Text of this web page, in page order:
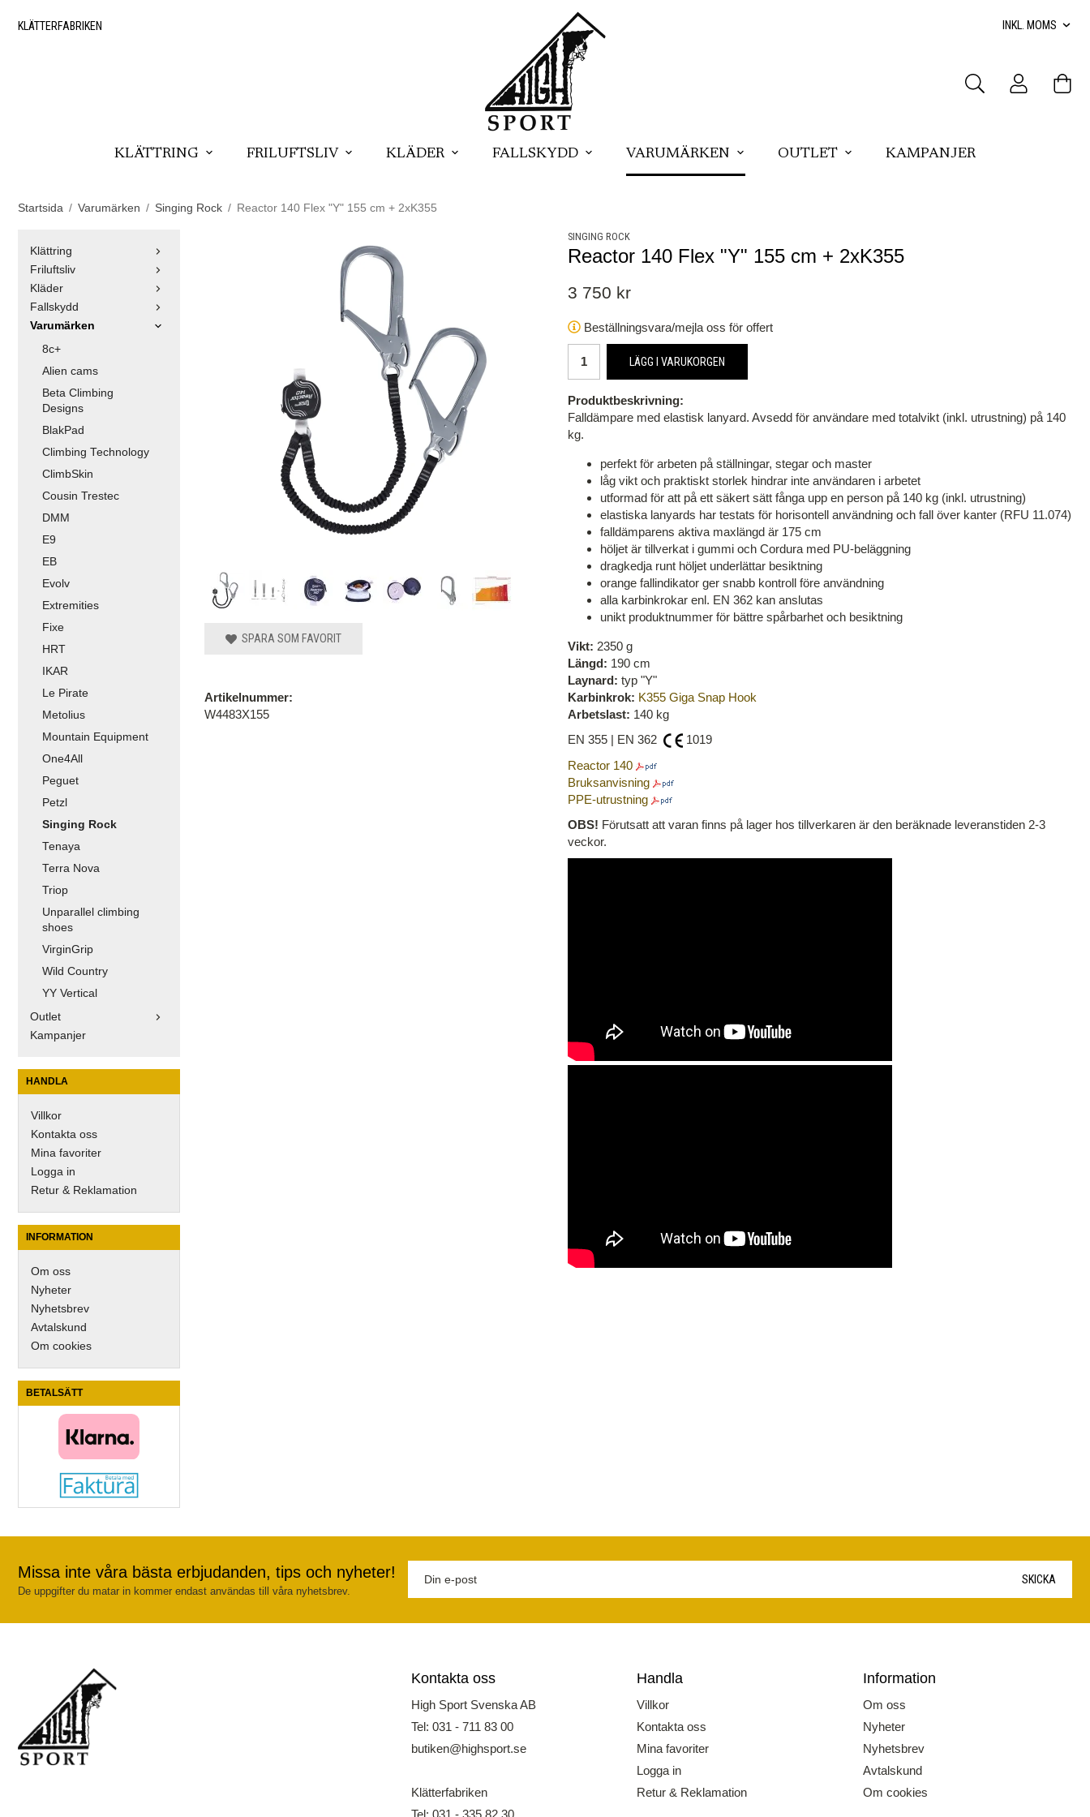
KLÄTTERFABRIKEN
KLÄTTRING FRILUFTSLIV KLÄDER FALLSKYDD VARUMÄRKEN OUTLET KAMPANJER
Startsida / Varumärken / Singing Rock / Reactor 140 Flex "Y" 155 cm + 2xK355
Klättring
Friluftsliv
Kläder
Fallskydd
Varumärken
8c+
Alien cams
Beta Climbing
Designs
BlakPad
Climbing Technology
ClimbSkin
Cousin Trestec
DMM
E9
EB
Evolv
Extremities
Fixe
HRT
IKAR
Le Pirate
Metolius
Mountain Equipment
One4All
Peguet
Petzl
Singing Rock
Tenaya
Terra Nova
Triop
Unparallel climbing
shoes
VirginGrip
Wild Country
YY Vertical
Outlet
Kampanjer
HANDLA
Villkor
Kontakta oss
Mina favoriter
Logga in
Retur & Reklamation
INFORMATION
Om oss
Nyheter
Nyhetsbrev
Avtalskund
Om cookies
BETALSÄTT
SINGING ROCK
Reactor 140 Flex "Y" 155 cm + 2xK355
3 750 kr
Beställningsvara/mejla oss för offert
LÄGG I VARUKORGEN
Produktbeskrivning:
Falldämpare med elastisk lanyard. Avsedd för användare med totalvikt (inkl. utrustning) på 140
kg.
perfekt för arbeten på ställningar, stegar och master
låg vikt och praktiskt storlek hindrar inte användaren i arbetet
utformad för att på ett säkert sätt fånga upp en person på 140 kg (inkl. utrustning)
elastiska lanyards har testats för horisontell användning och fall över kanter (RFU 11.074)
falldämparens aktiva maxlängd är 175 cm
höljet är tillverkat i gummi och Cordura med PU-beläggning
dragkedja runt höljet underlättar besiktning
orange fallindikator ger snabb kontroll före användning
alla karbinkrokar enl. EN 362 kan anslutas
unikt produktnummer för bättre spårbarhet och besiktning
Vikt: 2350 g
Längd: 190 cm
Laynard: typ "Y"
Karbinkrok: K355 Giga Snap Hook
Arbetslast: 140 kg
EN 355 | EN 362
1019
Reactor 140
Bruksanvisning
PPE-utrustning
OBS! Förutsatt att varan finns på lager hos tillverkaren är den beräknade leveranstiden 2-3
veckor.
SPARA SOM FAVORIT
Artikelnummer:
W4483X155
Missa inte våra bästa erbjudanden, tips och nyheter!
De uppgifter du matar in kommer endast användas till våra nyhetsbrev.
SKICKA
Kontakta oss
High Sport Svenska AB
Tel: 031 - 711 83 00
butiken@highsport.se
Klätterfabriken
Tel: 031 - 335 82 30
Handla
Villkor
Kontakta oss
Mina favoriter
Logga in
Retur & Reklamation
Information
Om oss
Nyheter
Nyhetsbrev
Avtalskund
Om cookies